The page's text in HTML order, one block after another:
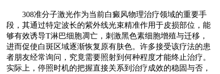
308准分子激光作为当前白癜风物理治疗领域的重要手
段，其通过特定波长的紫外线光束精准作用于皮损部位，能
够有效诱导T淋巴细胞凋亡，刺激黑色素细胞增殖与迁移，
进而促使白斑区域逐渐恢复原有肤色。许多接受该疗法的患
者朋友经常询问，究竟需要照射到何种程度才能终止治疗。
实际上，停照时机的把握直接关系到治疗成效的稳固与否，